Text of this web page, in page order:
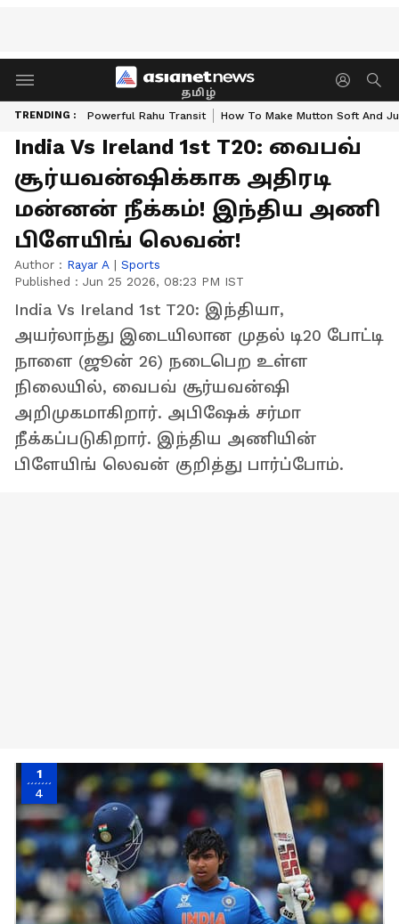
தமிழ்
TRENDING : Powerful Rahu Transit How To Make Mutton Soft And
India Vs Ireland 1st T20: வைபவ்
சூர்யவன்ஷிக்காக அதிரடி
மன்னன் நீக்கம்! இந்திய அணி
பிளேயிங் லெவன்!
Author : Rayar A | Sports
Published : Jun 25 2026, 08:23 PM IST
India Vs Ireland 1st T20: இந்தியா,
அயர்லாந்து இடையிலான முதல் டி20 போட்டி
நாளை (ஜூன் 26) நடைபெற உள்ள
நிலையில், வைபவ் சூர்யவன்ஷி
அறிமுகமாகிறார். அபிஷேக் சர்மா
நீக்கப்படுகிறார். இந்திய அணியின்
பிளேயிங் லெவன் குறித்து பார்ப்போம்.
1
4